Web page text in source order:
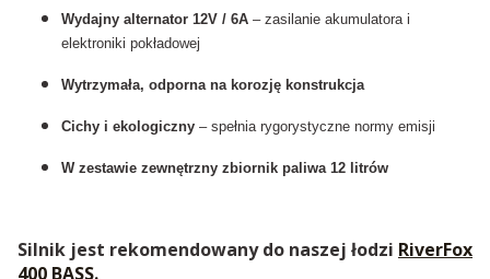
Wydajny alternator 12V / 6A – zasilanie akumulatora i
elektroniki pokładowej
Wytrzymała, odporna na korozję konstrukcja
Cichy i ekologiczny – spełnia rygorystyczne normy emisji
W zestawie zewnętrzny zbiornik paliwa 12 litrów
Silnik jest rekomendowany do naszej łodzi RiverFox
400 BASS.